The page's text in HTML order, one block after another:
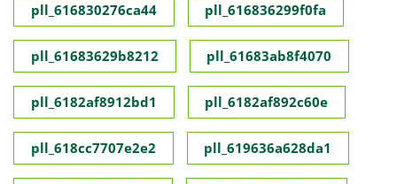
pll_616830276ca44 pll_616836299f0fa
pll_61683629b8212 pll_61683ab8f4070
pll_6182af8912bd1 pll_6182af892c60e
pll_618cc7707e2e2 pll_619636a628da1